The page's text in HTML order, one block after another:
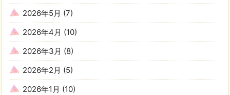
2026年5月 (7)
2026年4月 (10)
2026年3月 (8)
2026年2月 (5)
2026年1月 (10)